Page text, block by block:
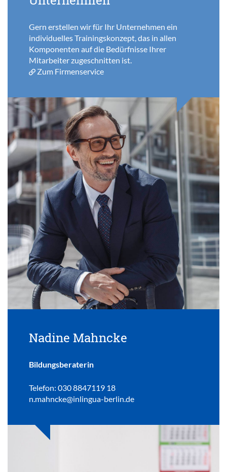
Gern erstellen wir für Ihr Unternehmen ein
individuelles Trainingskonzept, das in allen
Komponenten auf die Bedürfnisse Ihrer
Mitarbeiter zugeschnitten ist.
Zum Firmenservice
Nadine Mahncke
Bildungsberaterin
Telefon: 030 8847119 18
n.mahncke@inlingua-berlin.de